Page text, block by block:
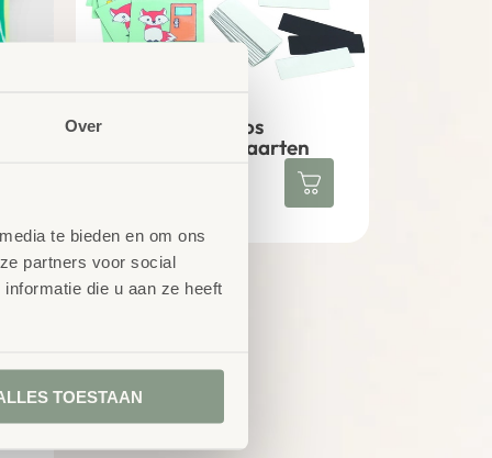
Over
te bieden en om ons
partners voor social
die u aan ze heeft
TOESTAAN
Behulpzame Vos
magnetische kaarten